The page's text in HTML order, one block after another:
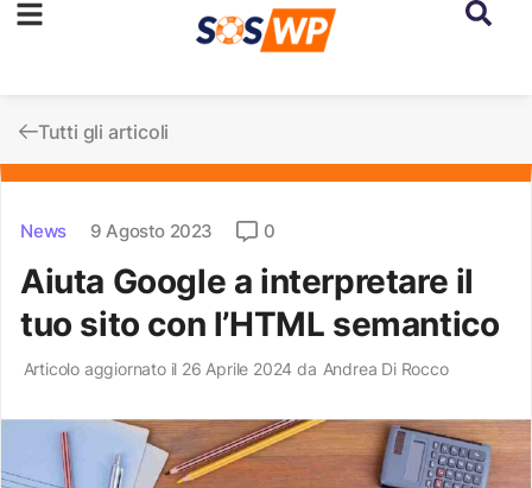
Tutti gli articoli
News 9 Agosto 2023 0
Aiuta Google a interpretare il
tuo sito con l’HTML semantico
Articolo aggiornato il 26 Aprile 2024 da Andrea Di Rocco